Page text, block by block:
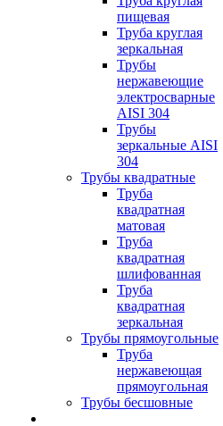
пищевая
Труба круглая
зеркальная
Трубы
нержавеющие
электросварные
AISI 304
Трубы
зеркальные AISI
304
Трубы квадратные
Труба
квадратная
матовая
Труба
квадратная
шлифованная
Труба
квадратная
зеркальная
Трубы прямоугольные
Труба
нержавеющая
прямоугольная
Трубы бесшовные